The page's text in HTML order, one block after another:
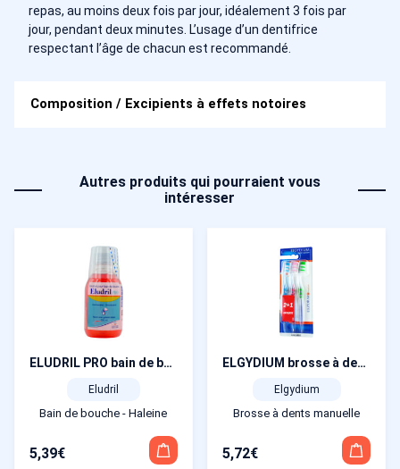
repas, au moins deux fois par jour, idéalement 3 fois par
jour, pendant deux minutes. L’usage d’un dentifrice
respectant l’âge de chacun est recommandé.
Composition / Excipients à effets notoires
Autres produits qui pourraient vous
intéresser
ELUDRIL PRO bain de bouche 200 ml + gobelet doseur
Eludril
Bain de bouche - Haleine
5,39€
ELGYDIUM brosse à dents interactive médium trio
Elgydium
Brosse à dents manuelle
5,72€